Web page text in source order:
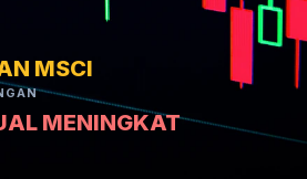
MSCI
MENINGKAT